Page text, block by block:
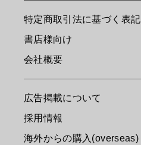
特定商取引法に基づく表記
書店様向け
会社概要
広告掲載について
採用情報
海外からの購入(overseas)